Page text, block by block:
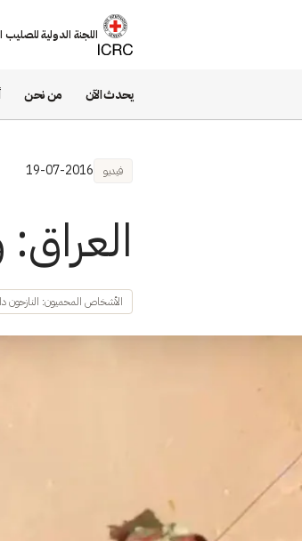
اللجنة الدولية للصليب
يحدث الآن من نحن
فيديو 19-07-2016
الأشخاص المحميون: النازحون